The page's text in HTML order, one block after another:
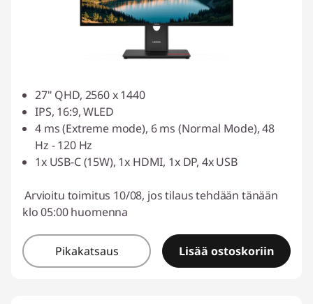
27" QHD, 2560 x 1440
IPS, 16:9, WLED
4 ms (Extreme mode), 6 ms (Normal Mode), 48
Hz - 120 Hz
1x USB-C (15W), 1x HDMI, 1x DP, 4x USB
Arvioitu toimitus 10/08, jos tilaus tehdään tänään
klo 05:00 huomenna
Pikakatsaus Lisää ostoskoriin